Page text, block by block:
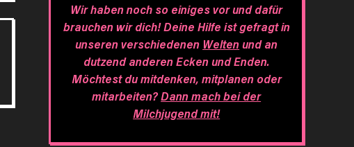
Wir haben noch so einiges vor und dafür
brauchen wir dich! Deine Hilfe ist gefragt in
unseren verschiedenen Weltenund an
dutzend anderen Ecken und Enden.
Möchtest du mitdenken, mitplanen oder
mitarbeiten?Dann mach bei der
Milchjugend mit!